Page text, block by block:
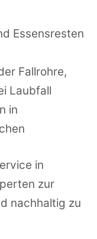
Essensresten
Fallrohre,
Laubfall
in
in
zur
nachhaltig zu